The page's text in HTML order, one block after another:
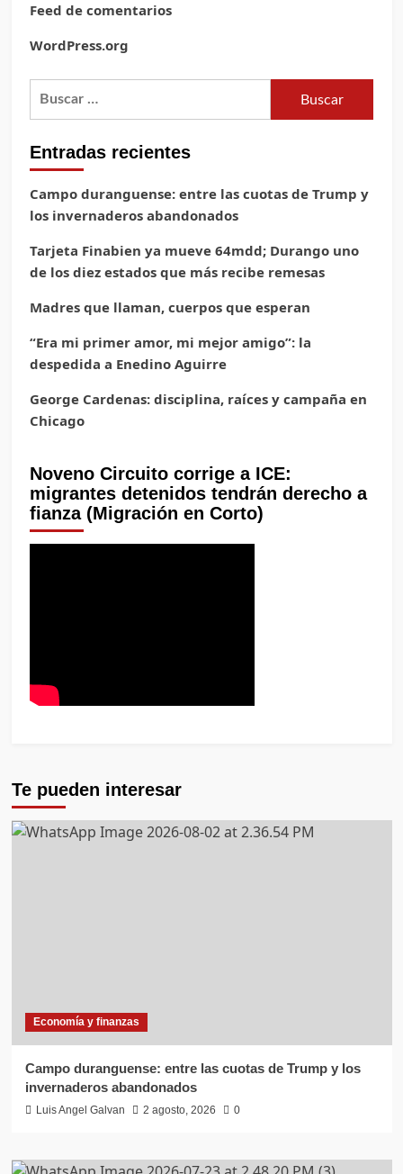
Feed de comentarios
WordPress.org
Buscar:
Entradas recientes
Campo duranguense: entre las cuotas de Trump y
los invernaderos abandonados
Tarjeta Finabien ya mueve 64mdd; Durango uno
de los diez estados que más recibe remesas
Madres que llaman, cuerpos que esperan
“Era mi primer amor, mi mejor amigo”: la
despedida a Enedino Aguirre
George Cardenas: disciplina, raíces y campaña en
Chicago
Noveno Circuito corrige a ICE:
migrantes detenidos tendrán derecho a
fianza (Migración en Corto)
Te pueden interesar
Economía y finanzas
Campo duranguense: entre las cuotas de Trump y los
invernaderos abandonados
Luis Angel Galvan 2 agosto, 2026 0